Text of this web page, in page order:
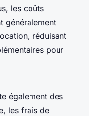
les coûts
généralement
réduisant
pour
également des
les frais de